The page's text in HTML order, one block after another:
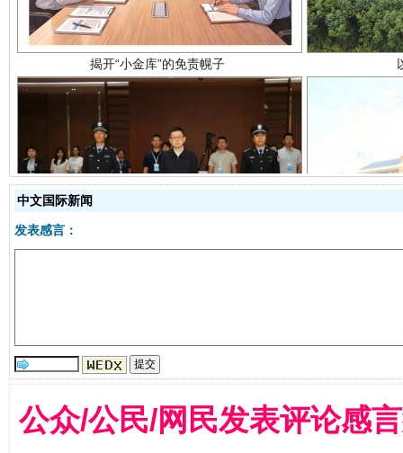
受贿1.44亿！段成刚被判无期 从幼
全民健身五年计划来了！等你上场
中文国际新闻
发表感言：
公众/公民/网民发表评论感